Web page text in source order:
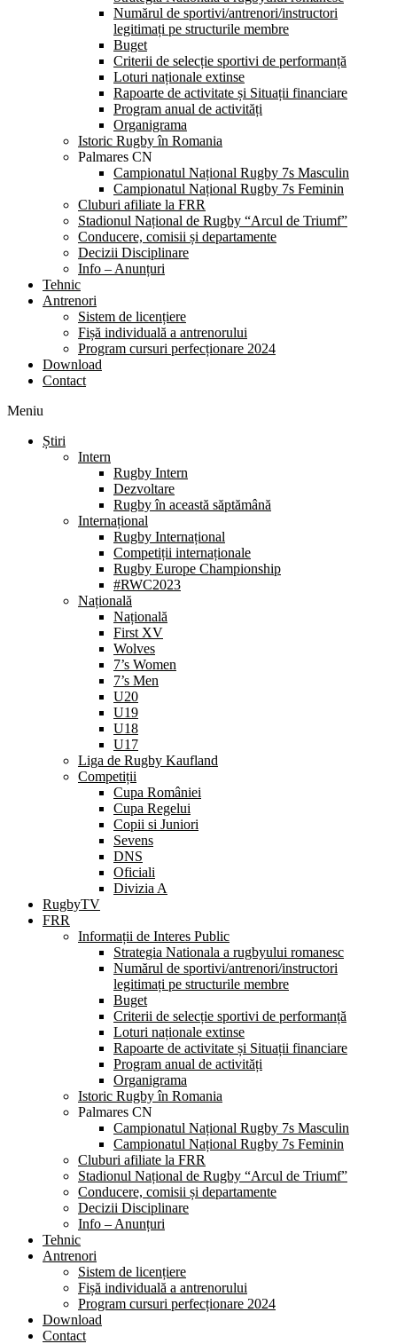
Numărul de sportivi/antrenori/instructori
legitimați pe structurile membre
Buget
Criterii de selecție sportivi de performanță
Loturi naționale extinse
Rapoarte de activitate și Situații financiare
Program anual de activități
Organigrama
Istoric Rugby în Romania
Palmares CN
Campionatul Național Rugby 7s Masculin
Campionatul Național Rugby 7s Feminin
Cluburi afiliate la FRR
Stadionul Național de Rugby “Arcul de Triumf”
Conducere, comisii și departamente
Decizii Disciplinare
Info – Anunțuri
Tehnic
Antrenori
Sistem de licențiere
Fișă individuală a antrenorului
Program cursuri perfecționare 2024
Download
Contact
Meniu
Știri
Intern
Rugby Intern
Dezvoltare
Rugby în această săptămână
Internațional
Rugby Internațional
Competiții internaționale
Rugby Europe Championship
#RWC2023
Națională
Națională
First XV
Wolves
7’s Women
7’s Men
U20
U19
U18
U17
Liga de Rugby Kaufland
Competiții
Cupa României
Cupa Regelui
Copii si Juniori
Sevens
DNS
Oficiali
Divizia A
RugbyTV
FRR
Informații de Interes Public
Strategia Nationala a rugbyului romanesc
Numărul de sportivi/antrenori/instructori
legitimați pe structurile membre
Buget
Criterii de selecție sportivi de performanță
Loturi naționale extinse
Rapoarte de activitate și Situații financiare
Program anual de activități
Organigrama
Istoric Rugby în Romania
Palmares CN
Campionatul Național Rugby 7s Masculin
Campionatul Național Rugby 7s Feminin
Cluburi afiliate la FRR
Stadionul Național de Rugby “Arcul de Triumf”
Conducere, comisii și departamente
Decizii Disciplinare
Info – Anunțuri
Tehnic
Antrenori
Sistem de licențiere
Fișă individuală a antrenorului
Program cursuri perfecționare 2024
Download
Contact